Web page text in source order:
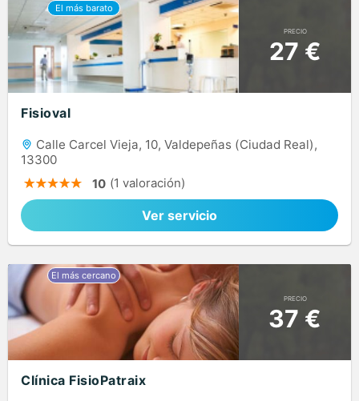
PRECIO
27 €
Fisioval
Calle Carcel Vieja, 10, Valdepeñas (Ciudad Real),
13300
10 (1 valoración)
Ver servicio
PRECIO
37 €
Clínica FisioPatraix